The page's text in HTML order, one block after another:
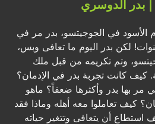
الأسود في الجوجيتسو، بدر مر في
الإدمان لمدة 10 سنوات! لكن بدر اليوم ما تعافى وبس،
وتم تكريمه من قبل ملك
كيف كانت تجربة بدر في الإدمان؟
بها بدر وأكثرها ضعفاً؟ ماهو
كيف تعاملوا معه أهله وماذا فقد
أن يتعافى وتتغير حياته